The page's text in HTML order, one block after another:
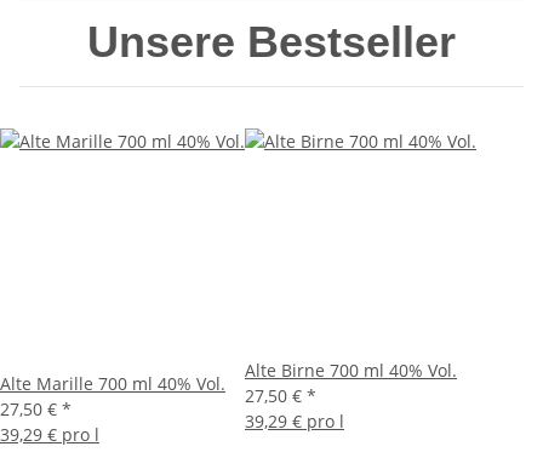
Unsere Bestseller
Alte Marille 700 ml 40% Vol.
27,50 € *
39,29 € pro l
Alte Birne 700 ml 40% Vol.
27,50 € *
39,29 € pro l